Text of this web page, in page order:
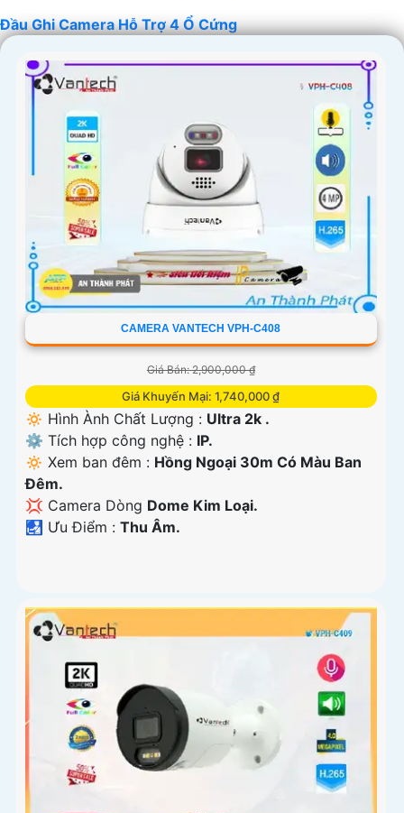
Đầu Ghi Camera Hỗ Trợ 4 Ổ Cứng
CAMERA VANTECH VPH-C408
Giá Bán: 2,900,000 ₫
Giá Khuyến Mại: 1,740,000 ₫
🔅 Hình Ành Chất Lượng : Ultra 2k .
⚙ Tích hợp công nghệ : IP.
🔅 Xem ban đêm : Hồng Ngoại 30m Có Màu Ban
Đêm.
💢 Camera Dòng Dome Kim Loại.
️🛃 Ưu Điểm : Thu Âm.